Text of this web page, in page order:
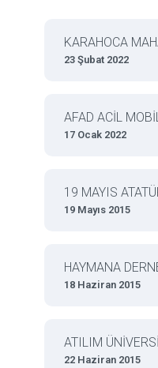
KARAHOCA
23 Şubat 2022
AFAD ACİL
17 Ocak 2022
19 MAYIS
19 Mayıs 2015
HAYMANA
18 Haziran 2015
ATILIM
22 Haziran 2015